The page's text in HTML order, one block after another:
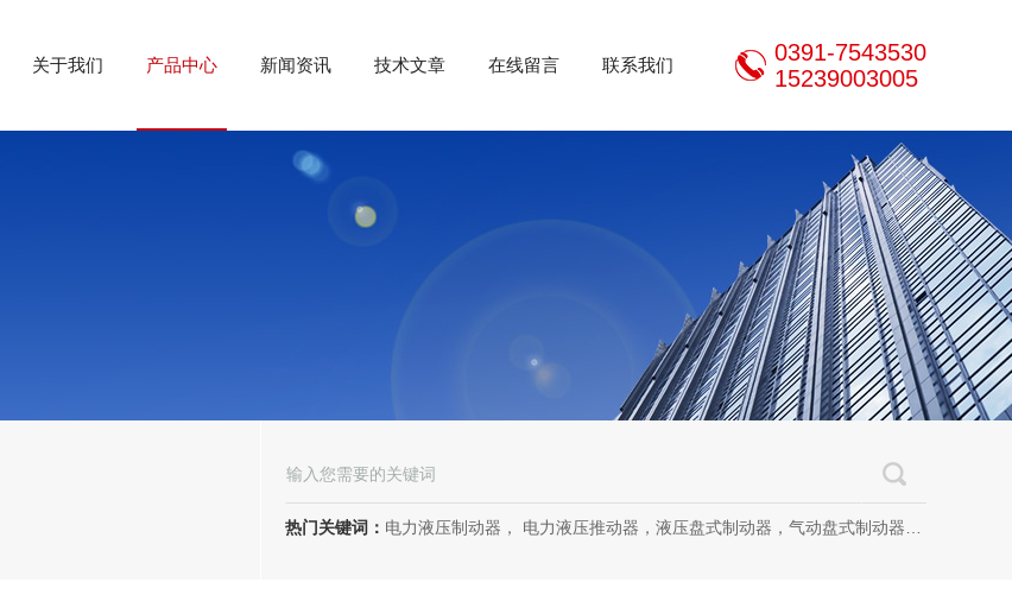
关于我们 产品中心 新闻资讯 技术文章 在线留言 联系我们
0391-7543530
15239003005
热门关键词： 电力液压制动器， 电力液压推动器，液压盘式制动器，气动盘式制动器，刹车片，焦作制动器股份有限公司，焦作金箍制动器，焦作金箍临瑞制动器股份有限公司